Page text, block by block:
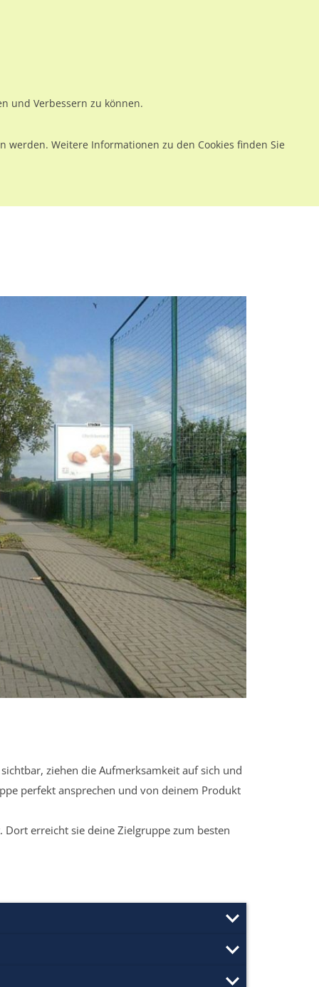
ziehen die Aufmerksamkeit auf sich und
perfekt ansprechen und von deinem Produkt
erreicht sie deine Zielgruppe zum besten
und Verbessern zu können.
werden. Weitere Informationen zu den Cookies finden Sie